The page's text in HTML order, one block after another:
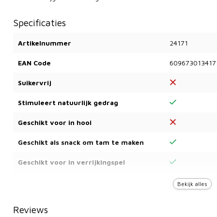
Specificaties
Artikelnummer 24171
EAN Code
Suikervrij
Stimuleert natuurlijk gedrag
Geschikt voor in hooi
Geschikt als snack om tam te maken
Geschikt voor in verrijkingspel
Bekijk alles
Reviews